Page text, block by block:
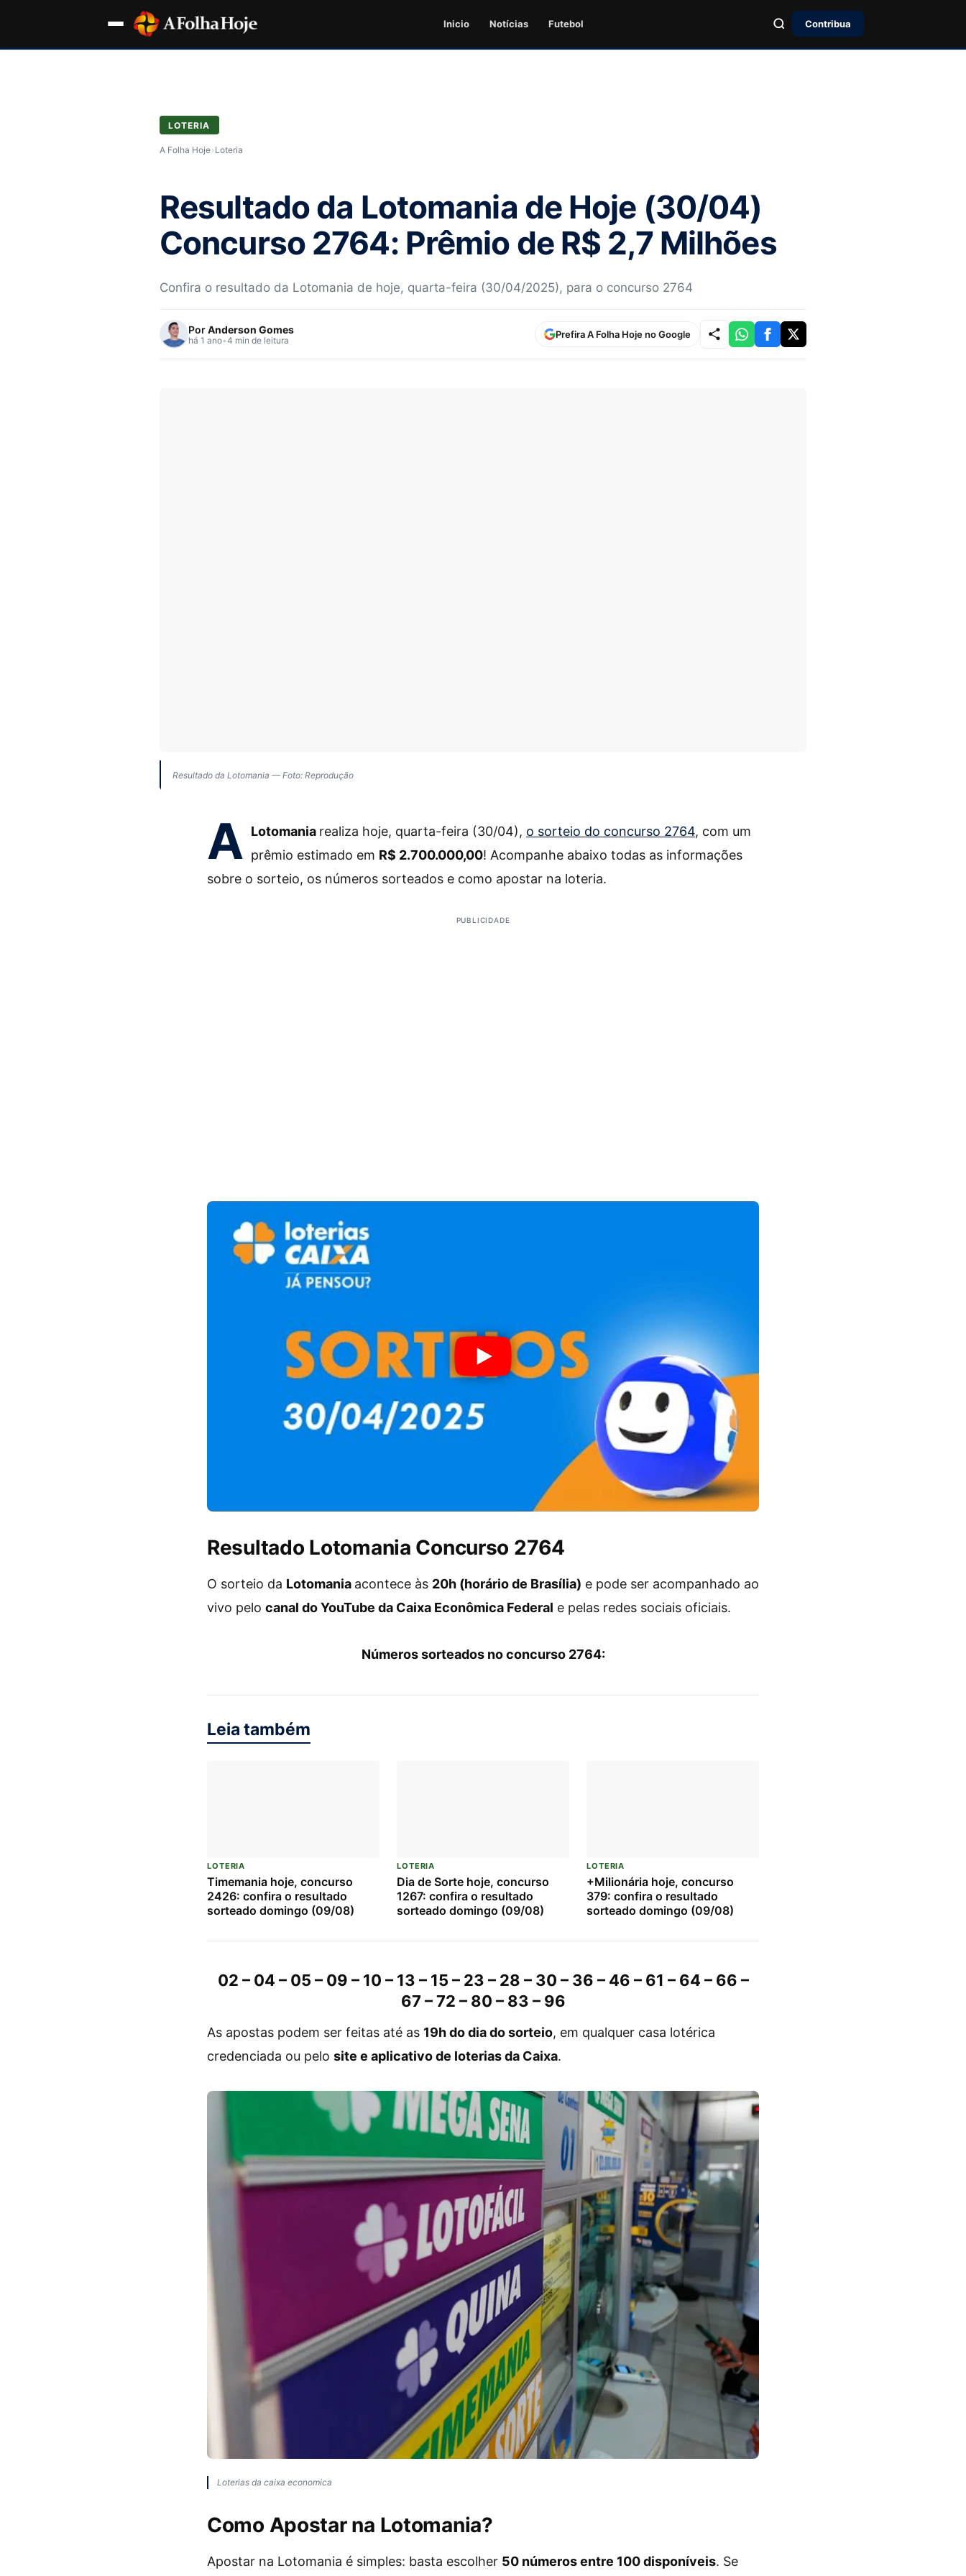
Inicio Notícias Futebol Contribua
LOTERIA
A Folha Hoje› Loteria
Resultado da Lotomania de Hoje (30/04)
Concurso 2764: Prêmio de R$ 2,7 Milhões
Confira o resultado da Lotomania de hoje, quarta-feira (30/04/2025), para o concurso 2764
PorAnderson Gomes
há 1 ano•4 min de leitura
Prefira A Folha Hoje no Google
Resultado da Lotomania — Foto: Reprodução
A Lotomania realiza hoje, quarta-feira (30/04), o sorteio do concurso 2764, com um
prêmio estimado em R$ 2.700.000,00! Acompanhe abaixo todas as informações
sobre o sorteio, os números sorteados e como apostar na loteria.
PUBLICIDADE
Resultado Lotomania Concurso 2764
O sorteio da Lotomania acontece às 20h (horário de Brasília) e pode ser acompanhado ao
vivo pelo canal do YouTube da Caixa Econômica Federal e pelas redes sociais oficiais.
Números sorteados no concurso 2764:
Leia também
LOTERIA
Timemania hoje, concurso
2426: confira o resultado
sorteado domingo (09/08)
LOTERIA
Dia de Sorte hoje, concurso
1267: confira o resultado
sorteado domingo (09/08)
LOTERIA
+Milionária hoje, concurso
379: confira o resultado
sorteado domingo (09/08)
02 – 04 – 05 – 09 – 10 – 13 – 15 – 23 – 28 – 30 – 36 – 46 – 61 – 64 – 66 –
67 – 72 – 80 – 83 – 96
As apostas podem ser feitas até as 19h do dia do sorteio, em qualquer casa lotérica
credenciada ou pelo site e aplicativo de loterias da Caixa.
Loterias da caixa economica
Como Apostar na Lotomania?
Apostar na Lotomania é simples: basta escolher 50 números entre 100 disponíveis. Se